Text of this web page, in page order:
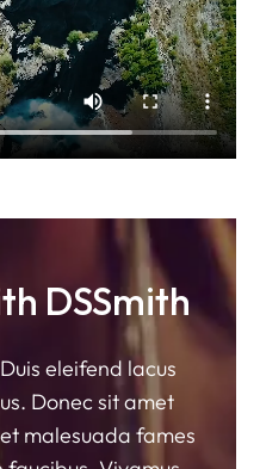
DSSmith
eleifend lacus
Donec sit amet
malesuada fames